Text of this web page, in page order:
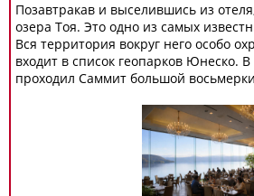
Позавтракав и выселившись из
озера Тоя. Это одно из самых
Вся территория вокруг него особо
входит в список геопарков Юнеско. В
проходил Саммит большой